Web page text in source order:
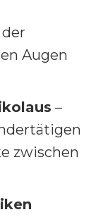
der
Augen
–
zwischen